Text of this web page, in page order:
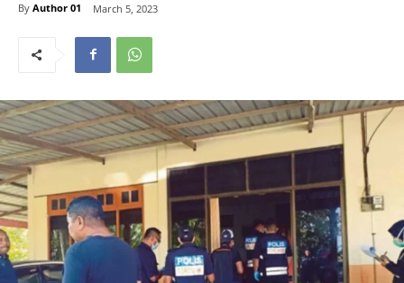
By Author 01 March 5, 2023